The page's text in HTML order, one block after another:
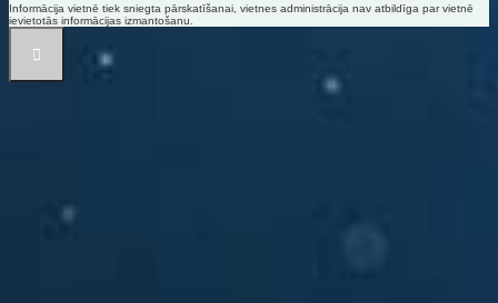
Informācija vietnē tiek sniegta pārskatīšanai, vietnes administrācija nav atbildīga par vietnē
ievietotās informācijas izmantošanu.